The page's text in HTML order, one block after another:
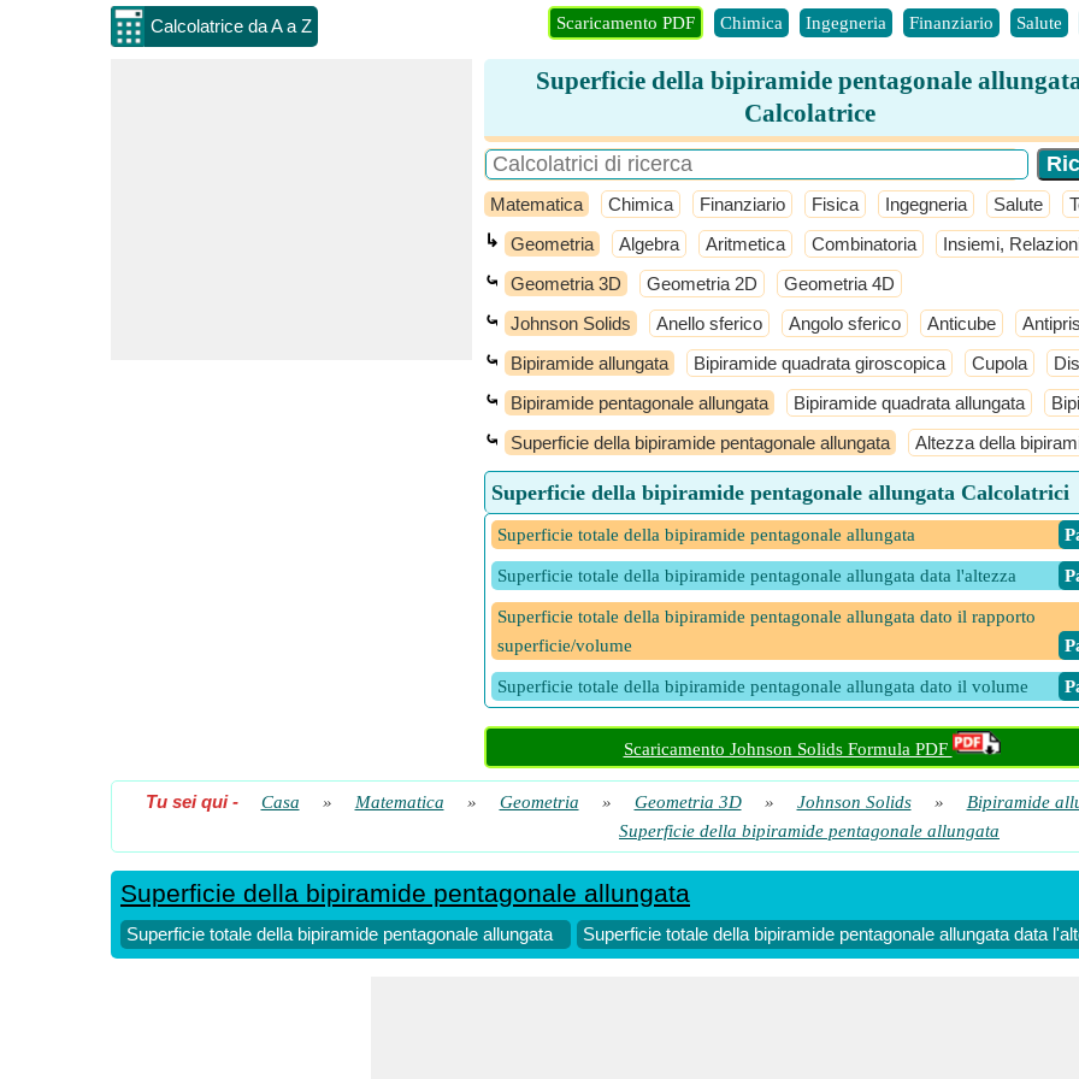
Calcolatrice da A a Z Scaricamento PDF Chimica Ingegneria Finanziario Salute
Superficie della bipiramide pentagonale
Calcolatrice
Matematica Chimica Finanziario Fisica Ingegneria Salute
↳ Geometria Algebra Aritmetica Combinatoria Insiemi,
⤿ Geometria 3D Geometria 2D Geometria 4D
⤿ Johnson Solids Anello sferico Angolo sferico Anticube
⤿ Bipiramide allungata Bipiramide quadrata giroscopica Cupola
⤿ Bipiramide pentagonale allungata Bipiramide quadrata allungata
⤿ Superficie della bipiramide pentagonale allungata Altezza della
Superficie della bipiramide pentagonale allungata Calcolatrici
Superficie totale della bipiramide pentagonale allungata
Superficie totale della bipiramide pentagonale allungata data l'altezza
Superficie totale della bipiramide pentagonale allungata dato il rapporto
superficie/volume
Superficie totale della bipiramide pentagonale allungata dato il volume
Scaricamento Johnson Solids Formula PDF
Tu sei qui- Casa » Matematica » Geometria » Geometria 3D » Johnson Solids » Bipiramide
Superficie della bipiramide pentagonale allungata
Superficie della bipiramide pentagonale allungata
Superficie totale della bipiramide pentagonale allungata Superficie totale della bipiramide pentagonale allungata data